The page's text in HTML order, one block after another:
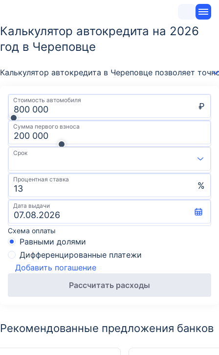
Калькулятор автокредита на 2026
год в Череповце
Калькулятор автокредита в Череповце позволяет
Стоимость автомобиля
₽
Сумма первого взноса
Срок
Процентная ставка
%
Дата выдачи
Схема оплаты
Равными долями
Дифференцированные платежи
Добавить погашение
Рассчитать расходы
Рекомендованные предложения банков